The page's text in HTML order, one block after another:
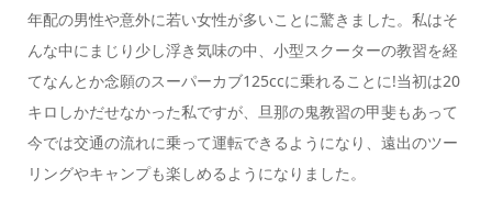
年配の男性や意外に若い女性が多いことに驚きました。私はそ
んな中にまじり少し浮き気味の中、小型スクーターの教習を経
てなんとか念願のスーパーカブ125ccに乗れることに!当初は20
キロしかだせなかった私ですが、旦那の鬼教習の甲斐もあって
今では交通の流れに乗って運転できるようになり、遠出のツー
リングやキャンプも楽しめるようになりました。